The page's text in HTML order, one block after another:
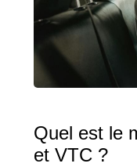
Quel est le
et VTC ?